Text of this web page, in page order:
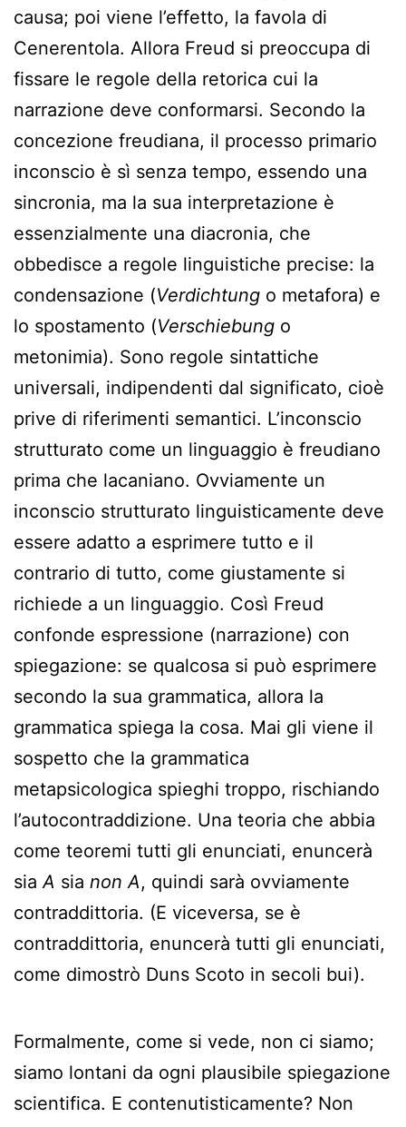
causa; poi viene l’effetto, la favola di
Cenerentola. Allora Freud si preoccupa di
fissare le regole della retorica cui la
narrazione deve conformarsi. Secondo la
concezione freudiana, il processo primario
inconscio è sì senza tempo, essendo una
sincronia, ma la sua interpretazione è
essenzialmente una diacronia, che
obbedisce a regole linguistiche precise: la
condensazione (Verdichtung o metafora) e
lo spostamento (Verschiebung o
metonimia). Sono regole sintattiche
universali, indipendenti dal significato, cioè
prive di riferimenti semantici. L’inconscio
strutturato come un linguaggio è freudiano
prima che lacaniano. Ovviamente un
inconscio strutturato linguisticamente deve
essere adatto a esprimere tutto e il
contrario di tutto, come giustamente si
richiede a un linguaggio. Così Freud
confonde espressione (narrazione) con
spiegazione: se qualcosa si può esprimere
secondo la sua grammatica, allora la
grammatica spiega la cosa. Mai gli viene il
sospetto che la grammatica
metapsicologica spieghi troppo, rischiando
l’autocontraddizione. Una teoria che abbia
come teoremi tutti gli enunciati, enuncerà
siaA sia non A, quindi sarà ovviamente
contraddittoria. (E viceversa, se è
contraddittoria, enuncerà tutti gli enunciati,
come dimostrò Duns Scoto in secoli bui).
Formalmente, come si vede, non ci siamo;
siamo lontani da ogni plausibile spiegazione
scientifica. E contenutisticamente? Non